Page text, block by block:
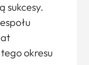
sukcesy.
okresu